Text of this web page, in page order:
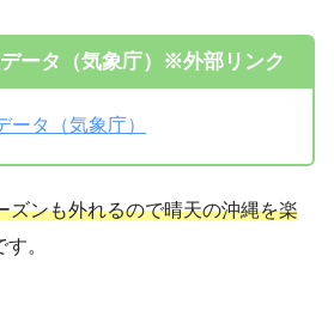
ータ（気象庁）※外部リンク
ータ（気象庁）
ズンも外れるので晴天の沖縄を楽
。